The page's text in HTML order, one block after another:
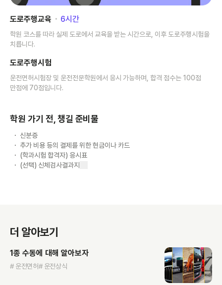
도로주행교육 ･ 6시간
학원 코스를 따라 실제 도로에서 교육을 받는 시간으로, 이후 도로주행시험을
치릅니다.
도로주행시험
운전면허시험장 및 운전전문학원에서 응시 가능하며, 합격 점수는 100점
만점에 70점입니다.
학원 가기 전, 챙길 준비물
신분증
추가 비용 등의 결제를 위한 현금이나 카드
(학과시험 합격자) 응시표
(선택) 신체검사결과지
더 알아보기
1종 수동에 대해 알아보자
# 운전면허# 운전상식